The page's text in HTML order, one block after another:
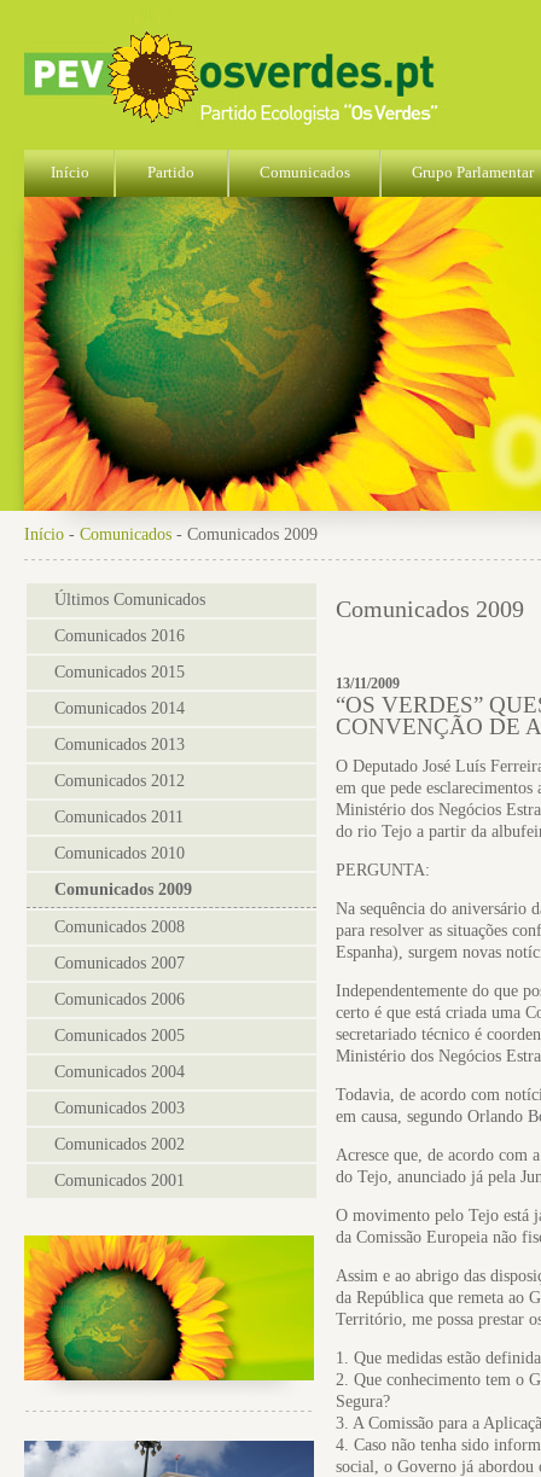
Início Partido Comunicados Grupo Parlamentar
Início - Comunicados - Comunicados 2009
Últimos Comunicados
Comunicados 2016
Comunicados 2015
Comunicados 2014
Comunicados 2013
Comunicados 2012
Comunicados 2011
Comunicados 2010
Comunicados 2009
Comunicados 2008
Comunicados 2007
Comunicados 2006
Comunicados 2005
Comunicados 2004
Comunicados 2003
Comunicados 2002
Comunicados 2001
Comunicados 2009
13/11/2009
“OS VERDES”
CONVENÇÃO DE
O Deputado José Luís
em que pede
Ministério dos Negócios
do rio Tejo a partir da
PERGUNTA:
Na sequência do aniversário
para resolver as situações
Espanha), surgem novas
Independentemente do que
certo é que está criada uma
secretariado técnico é
Ministério dos Negócios
Todavia, de acordo com
em causa, segundo Orlando
Acresce que, de acordo com
do Tejo, anunciado já pela
O movimento pelo Tejo está
da Comissão Europeia não
Assim e ao abrigo das
da República que remeta ao
Território, me possa prestar
1. Que medidas estão
2. Que conhecimento tem o
Segura?
3. A Comissão para a
4. Caso não tenha sido
social, o Governo já abordou